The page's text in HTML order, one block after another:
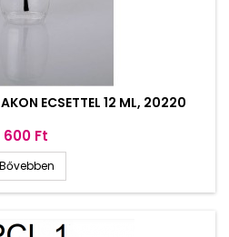
ECSETTEL 12 ML, 20220
Ár
600 Ft
Bővebben